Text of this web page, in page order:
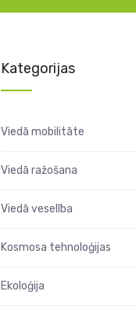
Kategorijas
Viedā mobilitāte
Viedā ražošana
Viedā veselība
Kosmosa tehnoloģijas
Ekoloģija